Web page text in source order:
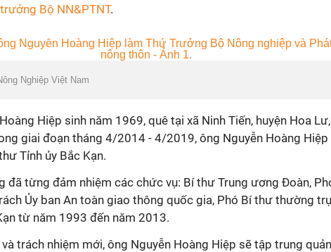
Bộ NN&PTNT.
Nghiệp Việt Nam
Hiệp sinh năm 1969, quê tại xã Ninh Tiến, huyện Hoa
giai đoạn tháng 4/2014 - 4/2019, ông Nguyễn Hoàng
Tỉnh ủy Bắc Kạn.
đã từng đảm nhiệm các chức vụ: Bí thư Trung ương Đoàn,
Ủy ban An toàn giao thông quốc gia, Phó Bí thư thường
từ năm 1993 đến năm 2013.
trách nhiệm mới, ông Nguyễn Hoàng Hiệp sẽ tập trung